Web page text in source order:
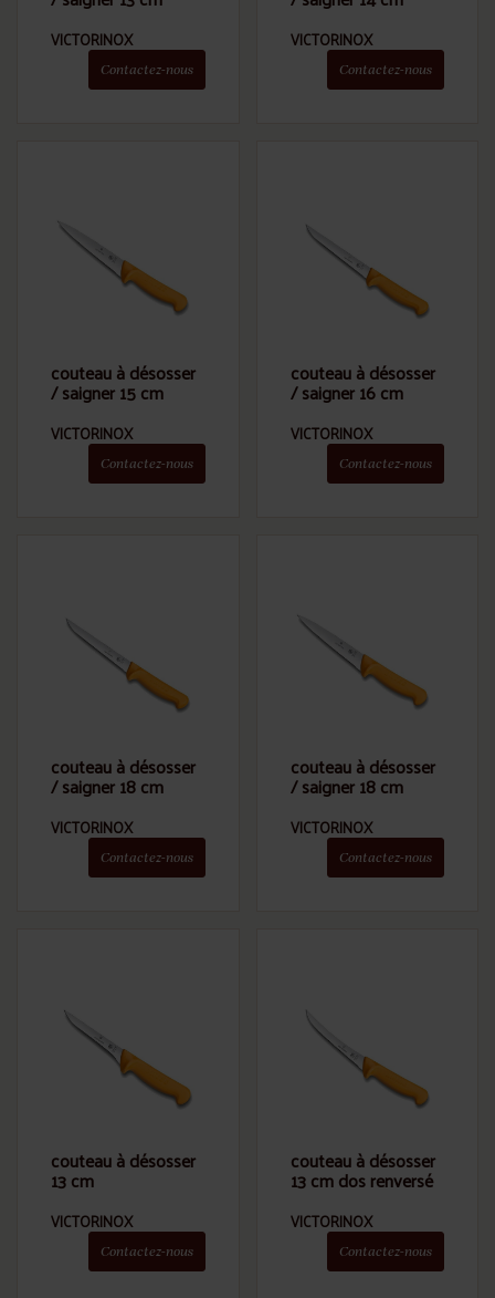
VICTORINOX
Contactez-nous
VICTORINOX
Contactez-nous
couteau à désosser
/ saigner 15 cm
VICTORINOX
Contactez-nous
couteau à désosser
/ saigner 16 cm
VICTORINOX
Contactez-nous
couteau à désosser
/ saigner 18 cm
VICTORINOX
Contactez-nous
couteau à désosser
/ saigner 18 cm
VICTORINOX
Contactez-nous
couteau à désosser
13 cm
VICTORINOX
Contactez-nous
couteau à désosser
13 cm dos renversé
VICTORINOX
Contactez-nous